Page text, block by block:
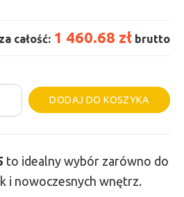
całość: 1 460.68 zł brutto
DODAJ DO KOSZYKA
to idealny wybór zarówno do
i nowoczesnych wnętrz.